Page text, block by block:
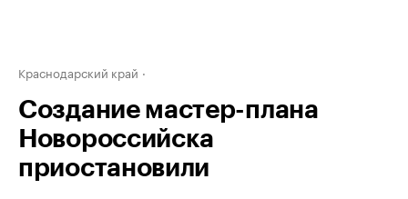
Краснодарский край
Создание мастер-плана
Новороссийска
приостановили